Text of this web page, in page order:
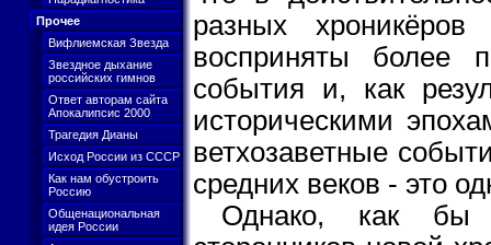
Прочее
Вифлиемская Звезда
Звездное дыхание
российских гимнов
Ответ авторам сайта
Апокалипсис 2000
Трагедия Дианы
Исход России из СССР
Как нам обустроить
Россию
Общенациональная
идея России
разных
восприняты более
события и, как
историческими
ветхозаветные
средних веков - это
Однако, как бы